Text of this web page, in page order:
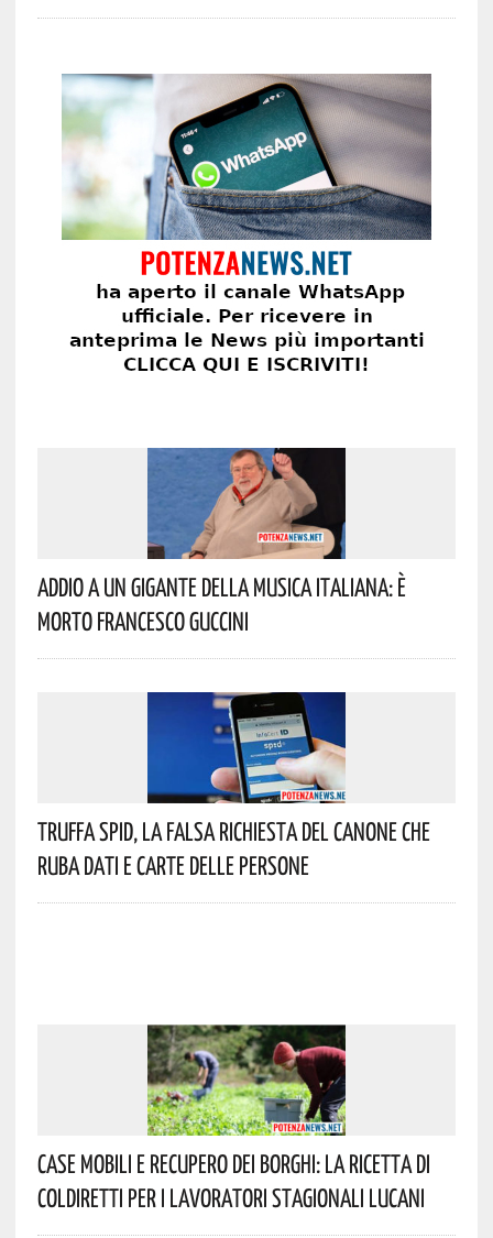
Addio A Un Gigante Della Musica Italiana: È
Morto Francesco Guccini
Truffa Spid, La Falsa Richiesta Del Canone Che
Ruba Dati E Carte Delle Persone
Case Mobili E Recupero Dei Borghi: La Ricetta Di
Coldiretti Per I Lavoratori Stagionali Lucani